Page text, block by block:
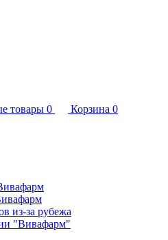
товары 0 Корзина 0
из-за рубежа
"Вивафарм"